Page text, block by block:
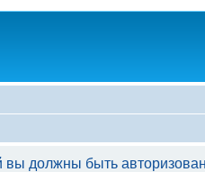
вы должны быть